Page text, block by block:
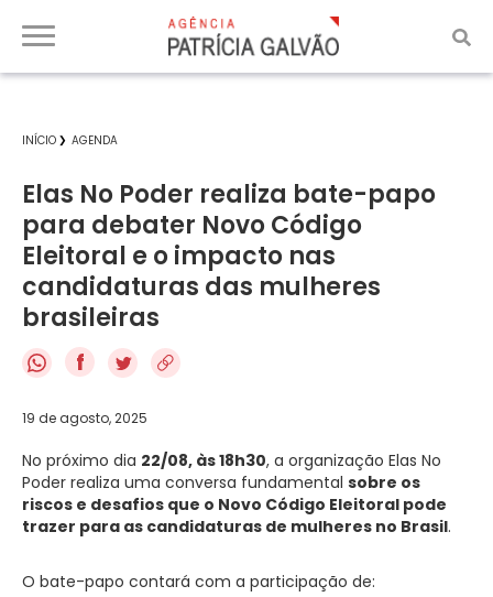
INÍCIO AGENDA
Elas No Poder realiza bate-papo
para debater Novo Código
Eleitoral e o impacto nas
candidaturas das mulheres
brasileiras
f
19 de agosto, 2025
No próximo dia 22/08, às 18h30, a organização Elas No
Poder realiza uma conversa fundamental sobre os
riscos e desafios que o Novo Código Eleitoral pode
trazer para as candidaturas de mulheres no Brasil.
O bate-papo contará com a participação de: